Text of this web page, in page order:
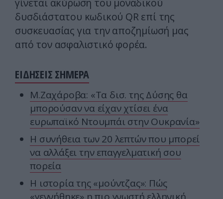
γίνεται ακύρωση του μοναδικού
δυσδιάστατου κωδικού QR επί της
συσκευασίας για την αποζημίωσή μας
από τον ασφαλιστικό φορέα.
ΕΙΔΗΣΕΙΣ ΣΗΜΕΡΑ
Μ.Ζαχάροβα: «Τα δισ. της Δύσης θα
μπορούσαν να είχαν χτίσει ένα
ευρωπαϊκό Ντουμπάι στην Ουκρανία»
Η συνήθεια των 20 λεπτών που μπορεί
να αλλάξει την επαγγελματική σου
πορεία
Η ιστορία της «μούντζας»: Πώς